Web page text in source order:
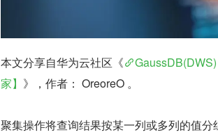
本文分享自华为云社区《
家】 》，作者： OreoreO 。
聚集操作将查询结果按某一列或多列的值